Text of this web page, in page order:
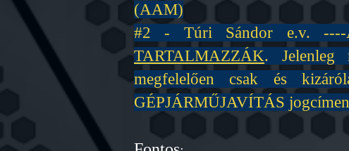
(AAM)
#2 - Túri Sándor e.v. ----
TARTALMAZZÁK. Jelenleg
megfelelően csak és
GÉPJÁRMŰJAVÍTÁS